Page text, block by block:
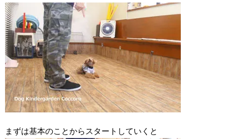
まずは基本のことからスタートしていくと